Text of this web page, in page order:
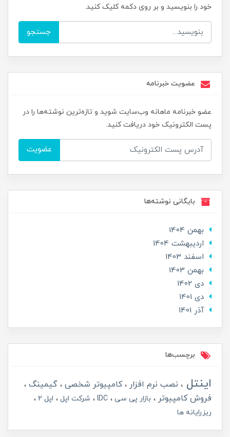
خود را بنویسید و بر روی دکمه کلیک کنید.
جستجو
عضویت خبرنامه
عضو خبرنامه ماهانه وب‌سایت شوید و تازه‌ترین نوشته‌ها را در
پست الکترونیک خود دریافت کنید.
عضویت
بایگانی نوشته‌ها
بهمن 1404
ارديبهشت 1404
اسفند 1403
بهمن 1403
دی 1402
دی 1401
آذر 1401
برچسب‌ها
اینتل نصب نرم افزار کامپیوتر شخصی
گیمینگ
فروش کامپیوتر
بازار پی سی IDC شرکت اپل
اپل 2
ریزرایانه ها